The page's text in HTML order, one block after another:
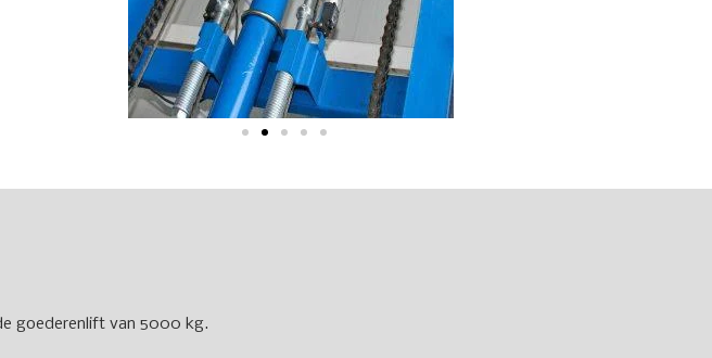
goederenlift van 5000 kg.